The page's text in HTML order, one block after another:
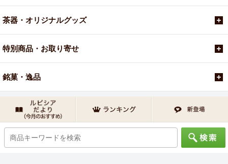
茶器・オリジナルグッズ
特別商品・お取り寄せ
銘菓・逸品